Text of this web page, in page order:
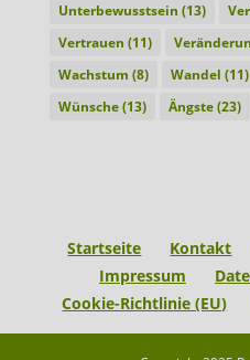
Unterbewusstsein (13)
Vertrauen (11)
Wachstum (8) Wandel (11)
Wünsche(13) Ängste(23)
Startseite Kontakt
Impressum
Cookie-Richtlinie (EU)